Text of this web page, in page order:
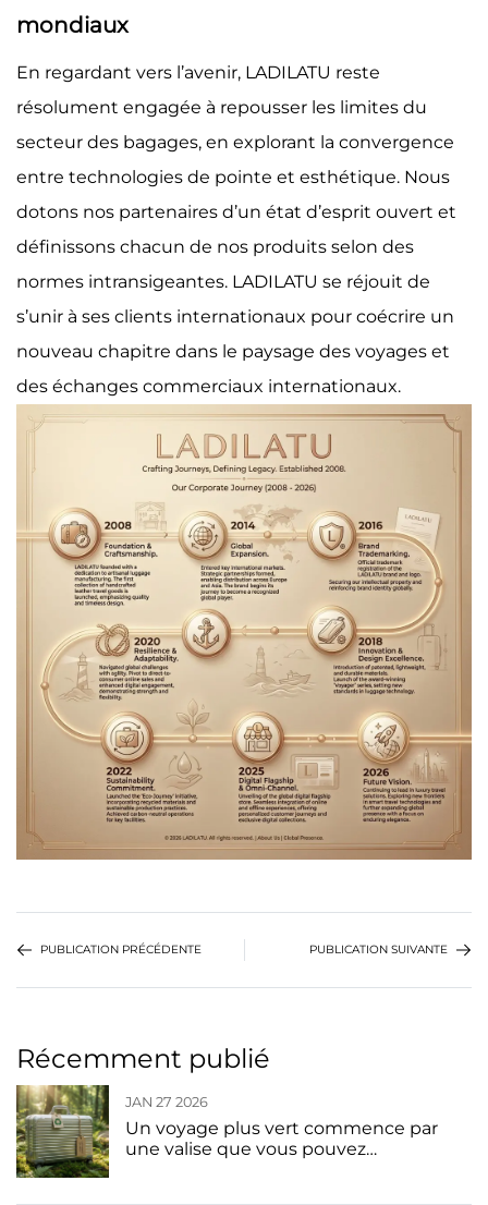
mondiaux
En regardant vers l’avenir, LADILATU reste
résolument engagée à repousser les limites du
secteur des bagages, en explorant la convergence
entre technologies de pointe et esthétique. Nous
dotons nos partenaires d’un état d’esprit ouvert et
définissons chacun de nos produits selon des
normes intransigeantes. LADILATU se réjouit de
s’unir à ses clients internationaux pour coécrire un
nouveau chapitre dans le paysage des voyages et
des échanges commerciaux internationaux.
PUBLICATION PRÉCÉDENTE PUBLICATION SUIVANTE
Récemment publié
JAN 27 2026
Un voyage plus vert commence par
une valise que vous pouvez